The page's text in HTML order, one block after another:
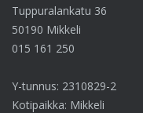
Tuppuralankatu 36
50190 Mikkeli
015 161 250
Y-tunnus: 2310829-2
Kotipaikka: Mikkeli